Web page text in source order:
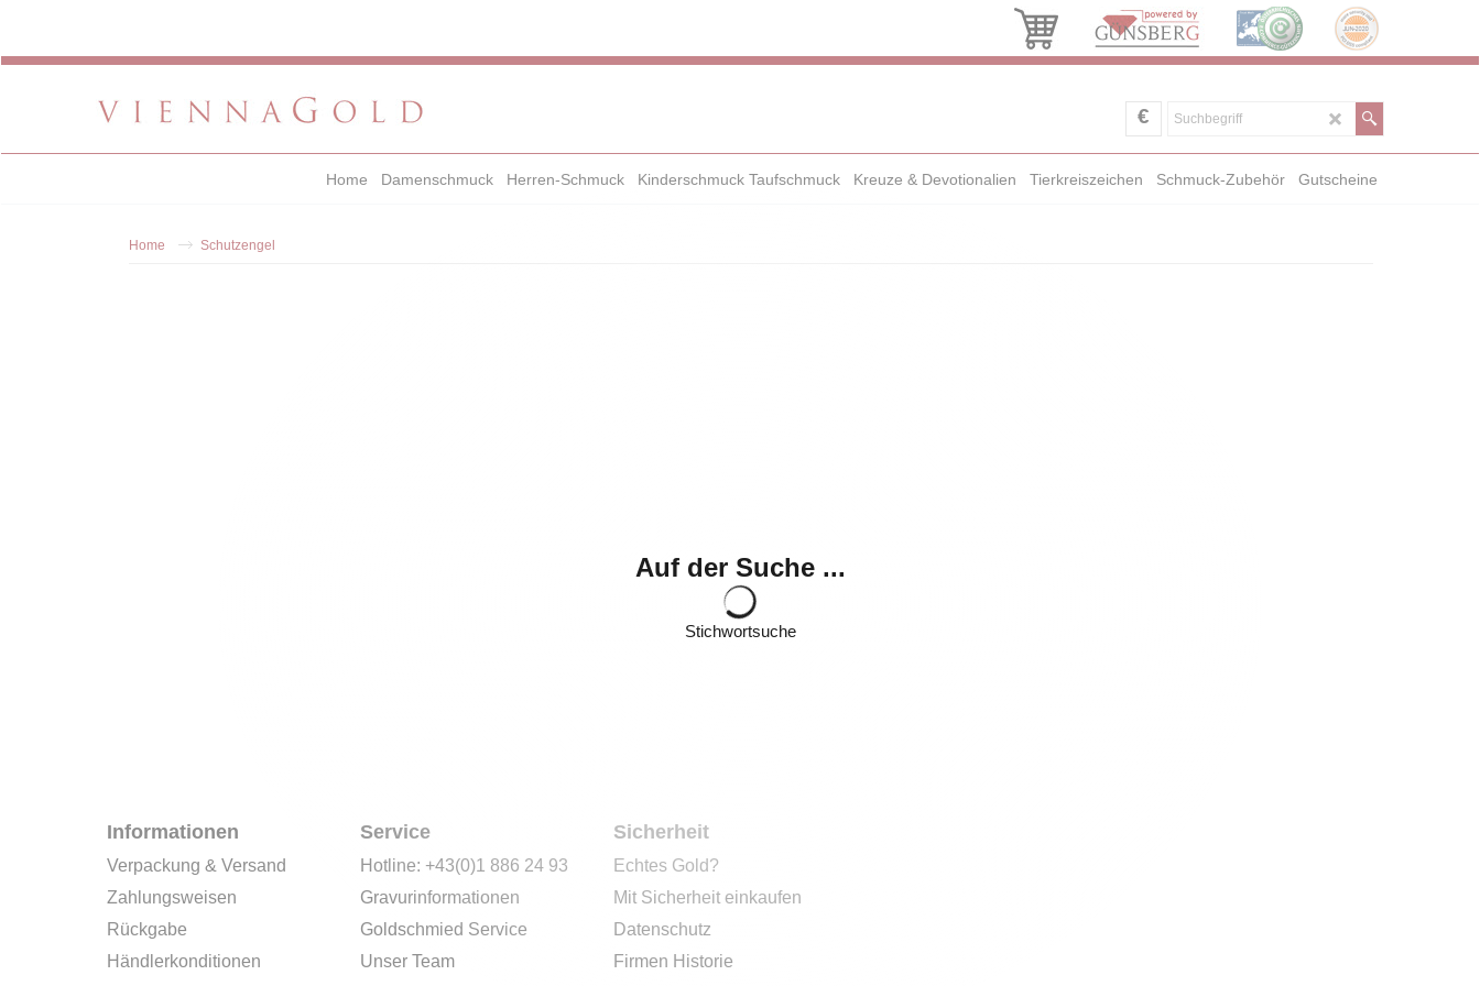
€
Home Damenschmuck Herren-Schmuck Kinderschmuck Taufschmuck Kreuze & Devotionalien Tierkreiszeichen Schmuck-Zubehör Gutscheine
Home Schutzengel
Auf der Suche ...
Stichwortsuche
Informationen
Verpackung & Versand
Zahlungsweisen
Rückgabe
Händlerkonditionen
Service
Hotline: +43(0)1 886 24 93
Gravurinformationen
Goldschmied Service
Unser Team
Sicherheit
Echtes Gold?
Mit Sicherheit einkaufen
Datenschutz
Firmen Historie